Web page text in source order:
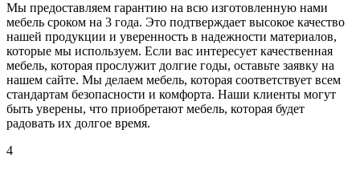
Мы предоставляем гарантию на всю изготовленную нами
мебель сроком на 3 года. Это подтверждает высокое качество
нашей продукции и уверенность в надежности материалов,
которые мы используем. Если вас интересует качественная
мебель, которая прослужит долгие годы, оставьте заявку на
нашем сайте. Мы делаем мебель, которая соответствует всем
стандартам безопасности и комфорта. Наши клиенты могут
быть уверены, что приобретают мебель, которая будет
радовать их долгое время.
4